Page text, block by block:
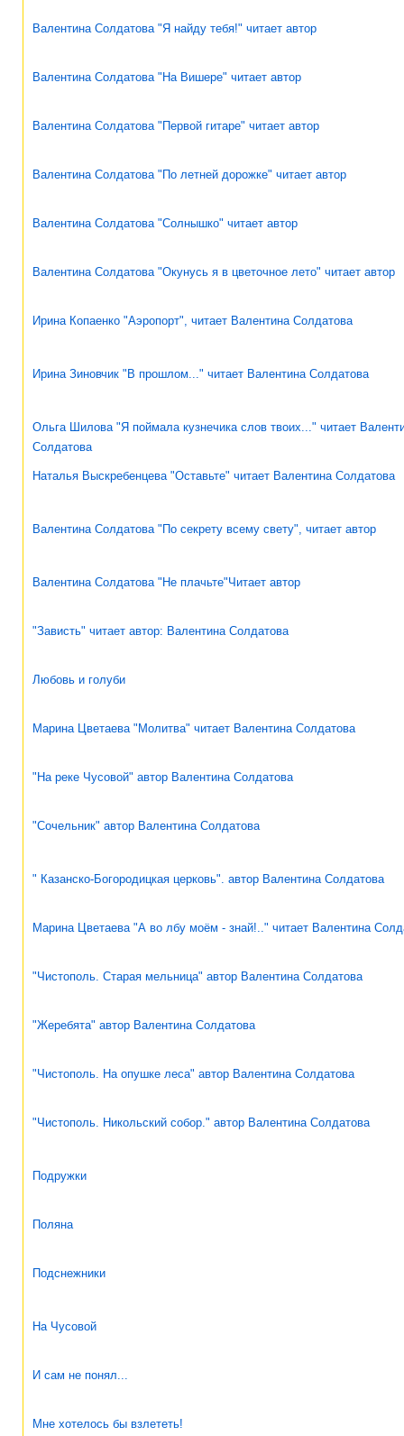
Валентина Солдатова "Я найду тебя!" читает автор
Валентина Солдатова "На Вишере" читает автор
Валентина Солдатова "Первой гитаре" читает автор
Валентина Солдатова "По летней дорожке" читает автор
Валентина Солдатова "Солнышко" читает автор
Валентина Солдатова "Окунусь я в цветочное лето" читает автор
Ирина Копаенко "Аэропорт", читает Валентина Солдатова
Ирина Зиновчик "В прошлом..." читает Валентина Солдатова
Ольга Шилова "Я поймала кузнечика слов твоих..." читает
Солдатова
Наталья Выскребенцева "Оставьте" читает Валентина Солдатова
Валентина Солдатова "По секрету всему свету", читает автор
Валентина Солдатова "Не плачьте"Читает автор
"Зависть" читает автор: Валентина Солдатова
Любовь и голуби
Марина Цветаева "Молитва" читает Валентина Солдатова
"На реке Чусовой" автор Валентина Солдатова
"Сочельник" автор Валентина Солдатова
" Казанско-Богородицкая церковь". автор Валентина Солдатова
Марина Цветаева "А во лбу моём - знай!.." читает Валентина
"Чистополь. Старая мельница" автор Валентина Солдатова
"Жеребята" автор Валентина Солдатова
"Чистополь. На опушке леса" автор Валентина Солдатова
"Чистополь. Никольский собор." автор Валентина Солдатова
Подружки
Поляна
Подснежники
На Чусовой
И сам не понял...
Мне хотелось бы взлететь!